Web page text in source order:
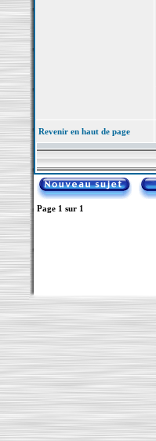
Revenir en haut de page
Page 1 sur 1